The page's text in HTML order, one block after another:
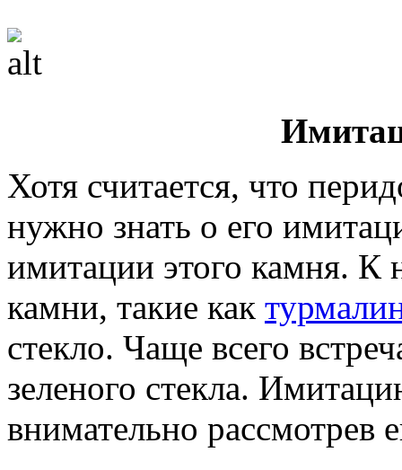
Хотя считается, что
нужно знать о его
имитации этого камня. К
камни, такие как
стекло. Чаще всего
зеленого стекла.
внимательно рассмотрев